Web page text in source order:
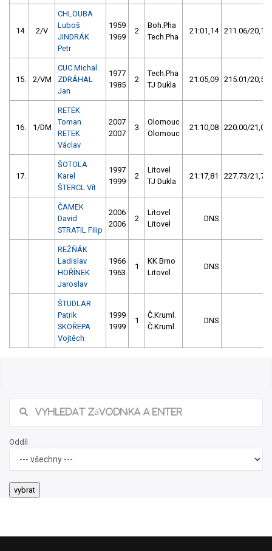
14. 2/V
CHLOUBA
Luboš
JINDRÁK
Petr
1959
1969
2
Boh.Pha
Tech.Pha
21:01,14 211.06/20,1
15. 2/VM
CUC Michal
ZDRÁHAL
Jan
1977
1985
2
Tech.Pha
TJ Dukla
21:05,09 215.01/20,5
16. 1/DM
RETEK
Toman
RETEK
Václav
2007
2007
3
Olomouc
Olomouc
21:10,08 220.00/21,0
17.
ŠOTOLA
Karel
ŠTERCL Vít
1997
1999
2
Litovel
TJ Dukla
21:17,81 227.73/21,7
ČAMEK
David
STRATIL Filip
2006
2006
2
Litovel
Litovel
DNS
REŽŇÁK
Ladislav
HOŘÍNEK
Jaroslav
1966
1963
1
KK Brno
Litovel
DNS
ŠTUDLAR
Patrik
SKOŘEPA
Vojtěch
1999
1999
1
Č.Kruml.
Č.Kruml.
DNS
Oddíl